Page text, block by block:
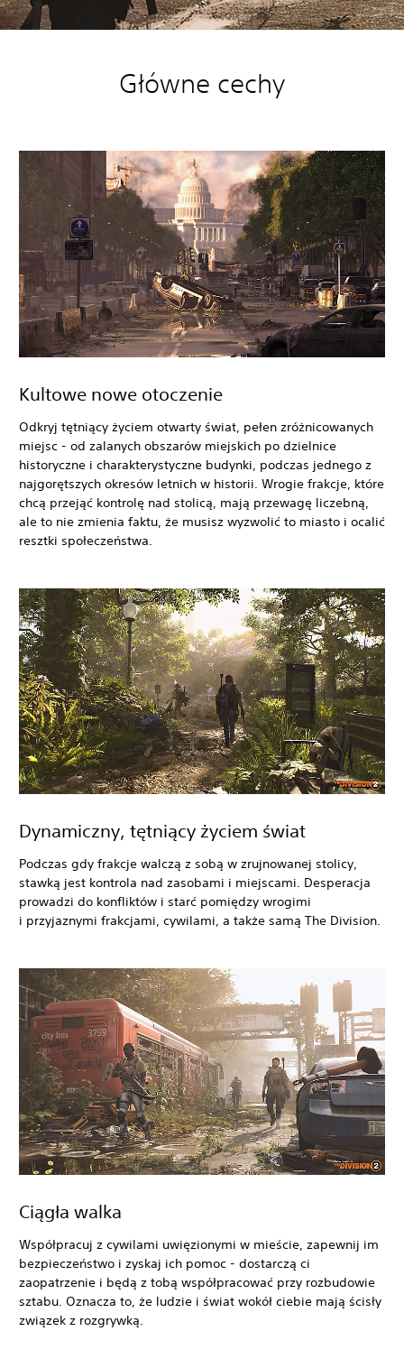
Główne cechy
Kultowe nowe otoczenie
Odkryj tętniący życiem otwarty świat, pełen zróżnicowanych
miejsc - od zalanych obszarów miejskich po dzielnice
historyczne i charakterystyczne budynki, podczas jednego z
najgorętszych okresów letnich w historii. Wrogie frakcje, które
chcą przejąć kontrolę nad stolicą, mają przewagę liczebną,
ale to nie zmienia faktu, że musisz wyzwolić to miasto i ocalić
resztki społeczeństwa.
Dynamiczny, tętniący życiem świat
Podczas gdy frakcje walczą z sobą w zrujnowanej stolicy,
stawką jest kontrola nad zasobami i miejscami. Desperacja
prowadzi do konfliktów i starć pomiędzy wrogimi
i przyjaznymi frakcjami, cywilami, a także samą The Division.
Ciągła walka
Współpracuj z cywilami uwięzionymi w mieście, zapewnij im
bezpieczeństwo i zyskaj ich pomoc - dostarczą ci
zaopatrzenie i będą z tobą współpracować przy rozbudowie
sztabu. Oznacza to, że ludzie i świat wokół ciebie mają ścisły
związek z rozgrywką.